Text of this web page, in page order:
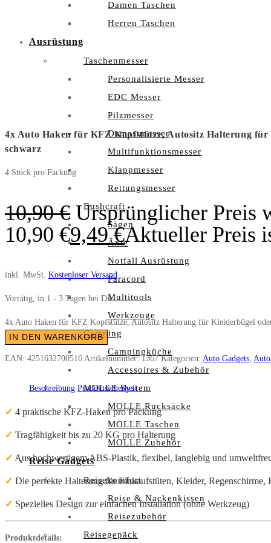
Damen Taschen
Herren Taschen
Ausrüstung
Taschenmesser
Personalisierte Messer
EDC Messer
Pilzmesser
Damastmesser
Multifunktionsmesser
Klappmesser
Rettungsmesser
Bushcraft
Sägen
Äxte
Notfall Ausrüstung
Paracord
Multitools
Werkzeuge
Camping
Campingküche
Accessoires & Zubehör
MOLLE System
MOLLE Rucksäcke
MOLLE Taschen
MOLLE Zubehör
Reise Gadgets
Reisekomfort
Reise & Nackenkissen
Reisezubehör
Reisegepäck
4x Auto Haken für KFZ Kopfstütze, Autositz Halterung
schwarz
4 Stück pro Packung
10,90€ Ursprünglicher Preis
10,90 €9,49€Aktueller Preis
inkl. MwSt. Kostenloser Versand
Vorrätig, in 1 - 3 Tagen bei Dir
4x Auto Haken für KFZ Kopfstütze, Autositz Halterung für Kleiderbügel
IN DEN WARENKORB
EAN: 4251632700516 Artikelnummer:1367 Kategorien: Auto Gadgets,
Beschreibung Produktsicherheit
✓ 4 praktische KFZ-Haken pro Packung
✓ Tragfähigkeit bis zu 20 KG pro Halterung
✓ Aus hochwertigem ABS-Plastik, flexibel, langlebig und
✓ Die perfekte Halterung für Einkaufstüten, Kleider, Regenschirme,
✓ Spezielles Design zur einfachen Installation (ohne Werkzeug)
Produktdetails: